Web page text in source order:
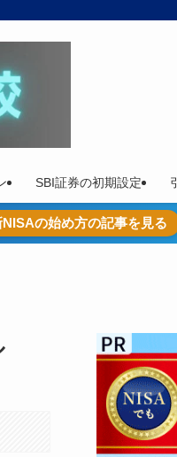
SBI証券の初期設定
の始め方の記事を見る